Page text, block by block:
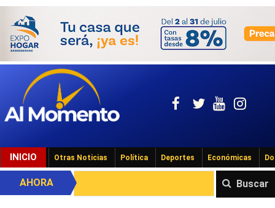
INICIO Otras Noticias Política Deportes Económicas
Buscar
AHORA